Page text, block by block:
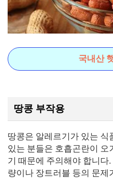
국내산
땅콩 부작용
땅콩은 알레르기가 있는
있는 분들은 호흡곤란이 오
기 때문에 주의해야 합니다
량이나 장트러블 등의 문제